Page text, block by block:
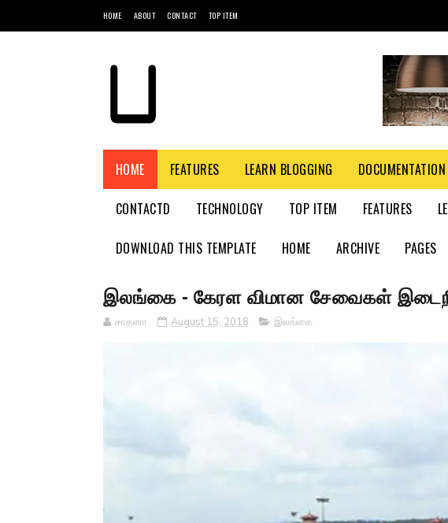
HOME ABOUT CONTACT TOP ITEM
HOME FEATURES LEARN BLOGGING DOCUMENTATION
CONTACTD TECHNOLOGY TOP ITEM FEATURES
DOWNLOAD THIS TEMPLATE HOME ARCHIVE PAGES
இலங்கை - கேரள விமான சேவைகள்
சாதனா August 15, 2018 இலங்கை